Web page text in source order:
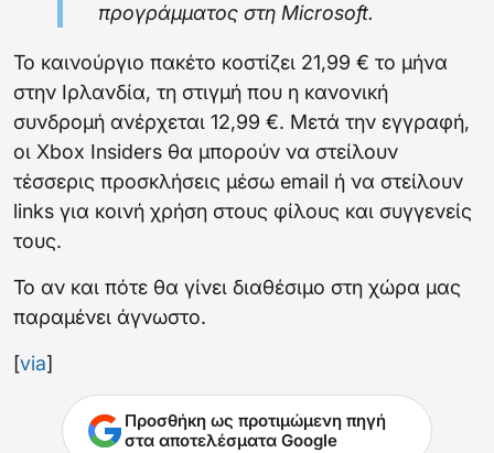
προγράμματος στη Microsoft.
Το καινούργιο πακέτο κοστίζει 21,99 € το μήνα
στην Ιρλανδία, τη στιγμή που η κανονική
συνδρομή ανέρχεται 12,99 €. Μετά την εγγραφή,
οι Xbox Insiders θα μπορούν να στείλουν
τέσσερις προσκλήσεις μέσω email ή να στείλουν
links για κοινή χρήση στους φίλους και συγγενείς
τους.
Το αν και πότε θα γίνει διαθέσιμο στη χώρα μας
παραμένει άγνωστο.
[via]
Προσθήκη ως προτιμώμενη πηγή
στα αποτελέσματα Google